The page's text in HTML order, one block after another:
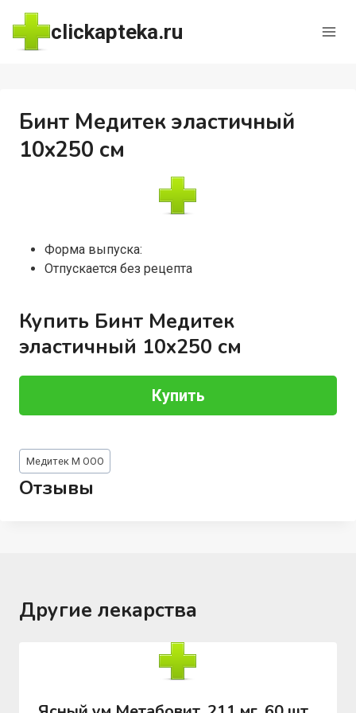
Перейти
содержимому
clickapteka.ru
Бинт Медитек эластичный
10х250 см
Форма выпуска:
Отпускается без рецепта
Купить Бинт Медитек
эластичный 10х250 см
Купить
Метки
записи:
Медитек М ООО
Отзывы
Другие лекарства